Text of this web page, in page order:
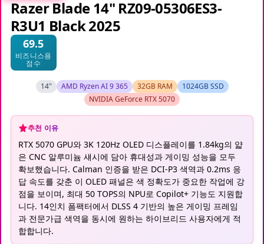
Razer Blade 14" RZ09-05306ES3-
R3U1 Black 2025
69.5
비즈니스용
점수
14" AMD Ryzen AI 9 365 32GB RAM
1024GB SSD
NVIDIA GeForce RTX 5070
추천 이유
RTX 5070 GPU와 3K 120Hz OLED 디스플레이를 1.84kg의 얇
은 CNC 알루미늄 섀시에 담아 휴대성과 게이밍 성능을 모두
확보했습니다. Calman 인증을 받은 DCI-P3 색역과 0.2ms 응
답 속도를 갖춘 이 OLED 패널은 색 정확도가 중요한 작업에 강
점을 보이며, 최대 50 TOPS의 NPU로 Copilot+ 기능도 지원합
니다. 14인치 폼팩터에서 DLSS 4 기반의 높은 게이밍 프레임
과 전문가급 색역을 동시에 원하는 하이브리드 사용자에게 적
합합니다.